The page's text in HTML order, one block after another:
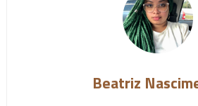
Beatriz